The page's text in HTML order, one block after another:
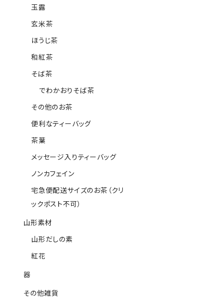
玉露
玄米茶
ほうじ茶
和紅茶
そば茶
でわかおりそば茶
その他のお茶
便利なティーバッグ
茶葉
メッセージ入りティーバッグ
ノンカフェイン
宅急便配送サイズのお茶（クリ
ックポスト不可）
山形素材
山形だしの素
紅花
器
その他雑貨